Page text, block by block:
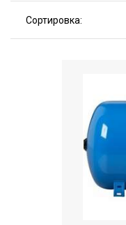
Сортировка: